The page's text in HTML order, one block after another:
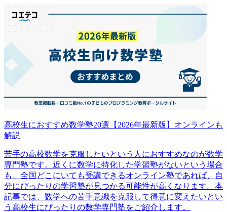
高校生におすすめ数学塾20選【2026年最新版】オンラインも
解説
苦手の高校数学を克服したいという人におすすめなのが数学
専門塾です。近くに数学に特化した学習塾がないという場合
も、全国どこにいても受講できるオンライン塾であれば、自
分にぴったりの学習塾が見つかる可能性が高くなります。本
記事では、数学への苦手意識を克服して得意に変えたいとい
う高校生にぴったりの数学専門塾をご紹介します。